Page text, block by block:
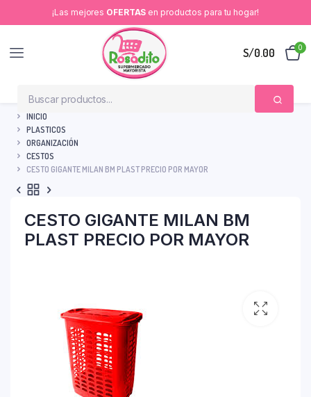
¡Las mejores OFERTAS en productos para tu hogar!
S/0.00 0
INICIO
PLASTICOS
ORGANIZACIÓN
CESTOS
CESTO GIGANTE MILAN BM PLAST PRECIO POR MAYOR
CESTO GIGANTE MILAN BM
PLAST PRECIO POR MAYOR